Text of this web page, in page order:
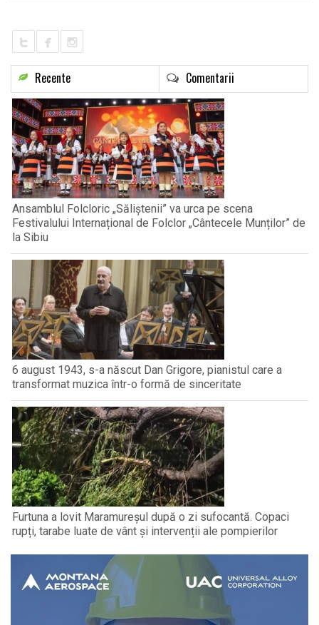
Recente Comentarii
Ansamblul Folcloric „Săliștenii” va urca pe scena
Festivalului Internațional de Folclor „Cântecele Munților” de
la Sibiu
6 august 1943, s-a născut Dan Grigore, pianistul care a
transformat muzica într-o formă de sinceritate
Furtuna a lovit Maramureșul după o zi sufocantă. Copaci
rupți, tarabe luate de vânt și intervenții ale pompierilor